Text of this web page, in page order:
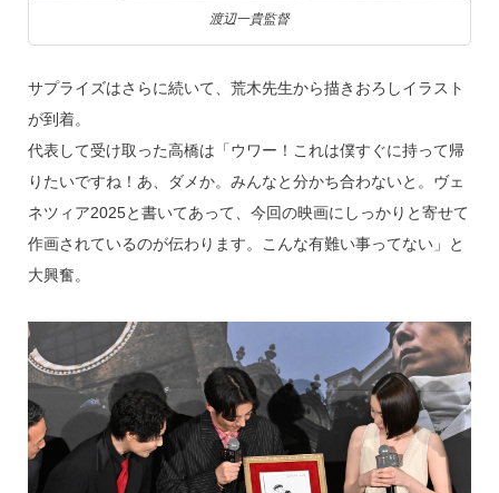
渡辺一貴監督
サプライズはさらに続いて、荒木先生から描きおろしイラスト
が到着。
代表して受け取った高橋は「ウワー！これは僕すぐに持って帰
りたいですね！あ、ダメか。みんなと分かち合わないと。ヴェ
ネツィア2025と書いてあって、今回の映画にしっかりと寄せて
作画されているのが伝わります。こんな有難い事ってない」と
大興奮。